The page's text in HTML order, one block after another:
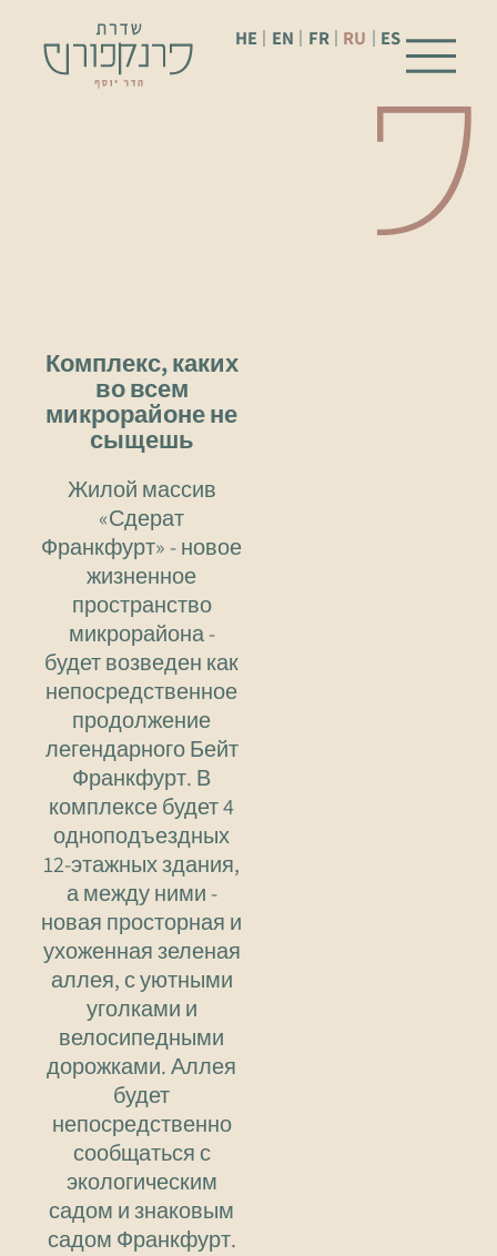
HE EN FR RU ES
Комплекс, каких
во всем
микрорайоне не
сыщешь
Жилой массив
«Сдерат
Франкфурт» - новое
жизненное
пространство
микрорайона -
будет возведен как
непосредственное
продолжение
легендарного Бейт
Франкфурт. В
комплексе будет 4
одноподъездных
12-этажных здания,
а между ними -
новая просторная и
ухоженная зеленая
аллея, с уютными
уголками и
велосипедными
дорожками. Аллея
будет
непосредственно
сообщаться с
экологическим
садом и знаковым
садом Франкфурт.